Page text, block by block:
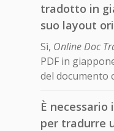
tradotto in
suo layout
Sì, Online Doc
PDF in
del documento
È
per tradurre